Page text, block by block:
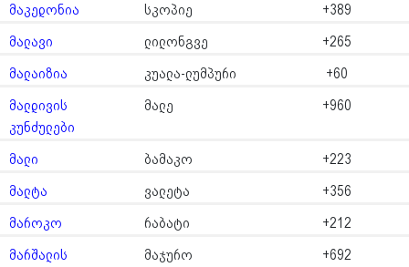
მაკედონია
სკოპიე
+389
მალავი
ლილონგვე
+265
მალაიზია
კუალა-ლუმპური
+60
მალდივის
კუნძულები
მალე +960
მალი ბამაკო
+223
მალტა
ვალეტა
+356
მაროკო
რაბატი
+212
მარშალის
მაჯურო +692